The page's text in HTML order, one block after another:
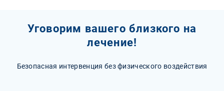
Уговорим вашего близкого на
лечение!
Безопасная интервенция без физического воздействия